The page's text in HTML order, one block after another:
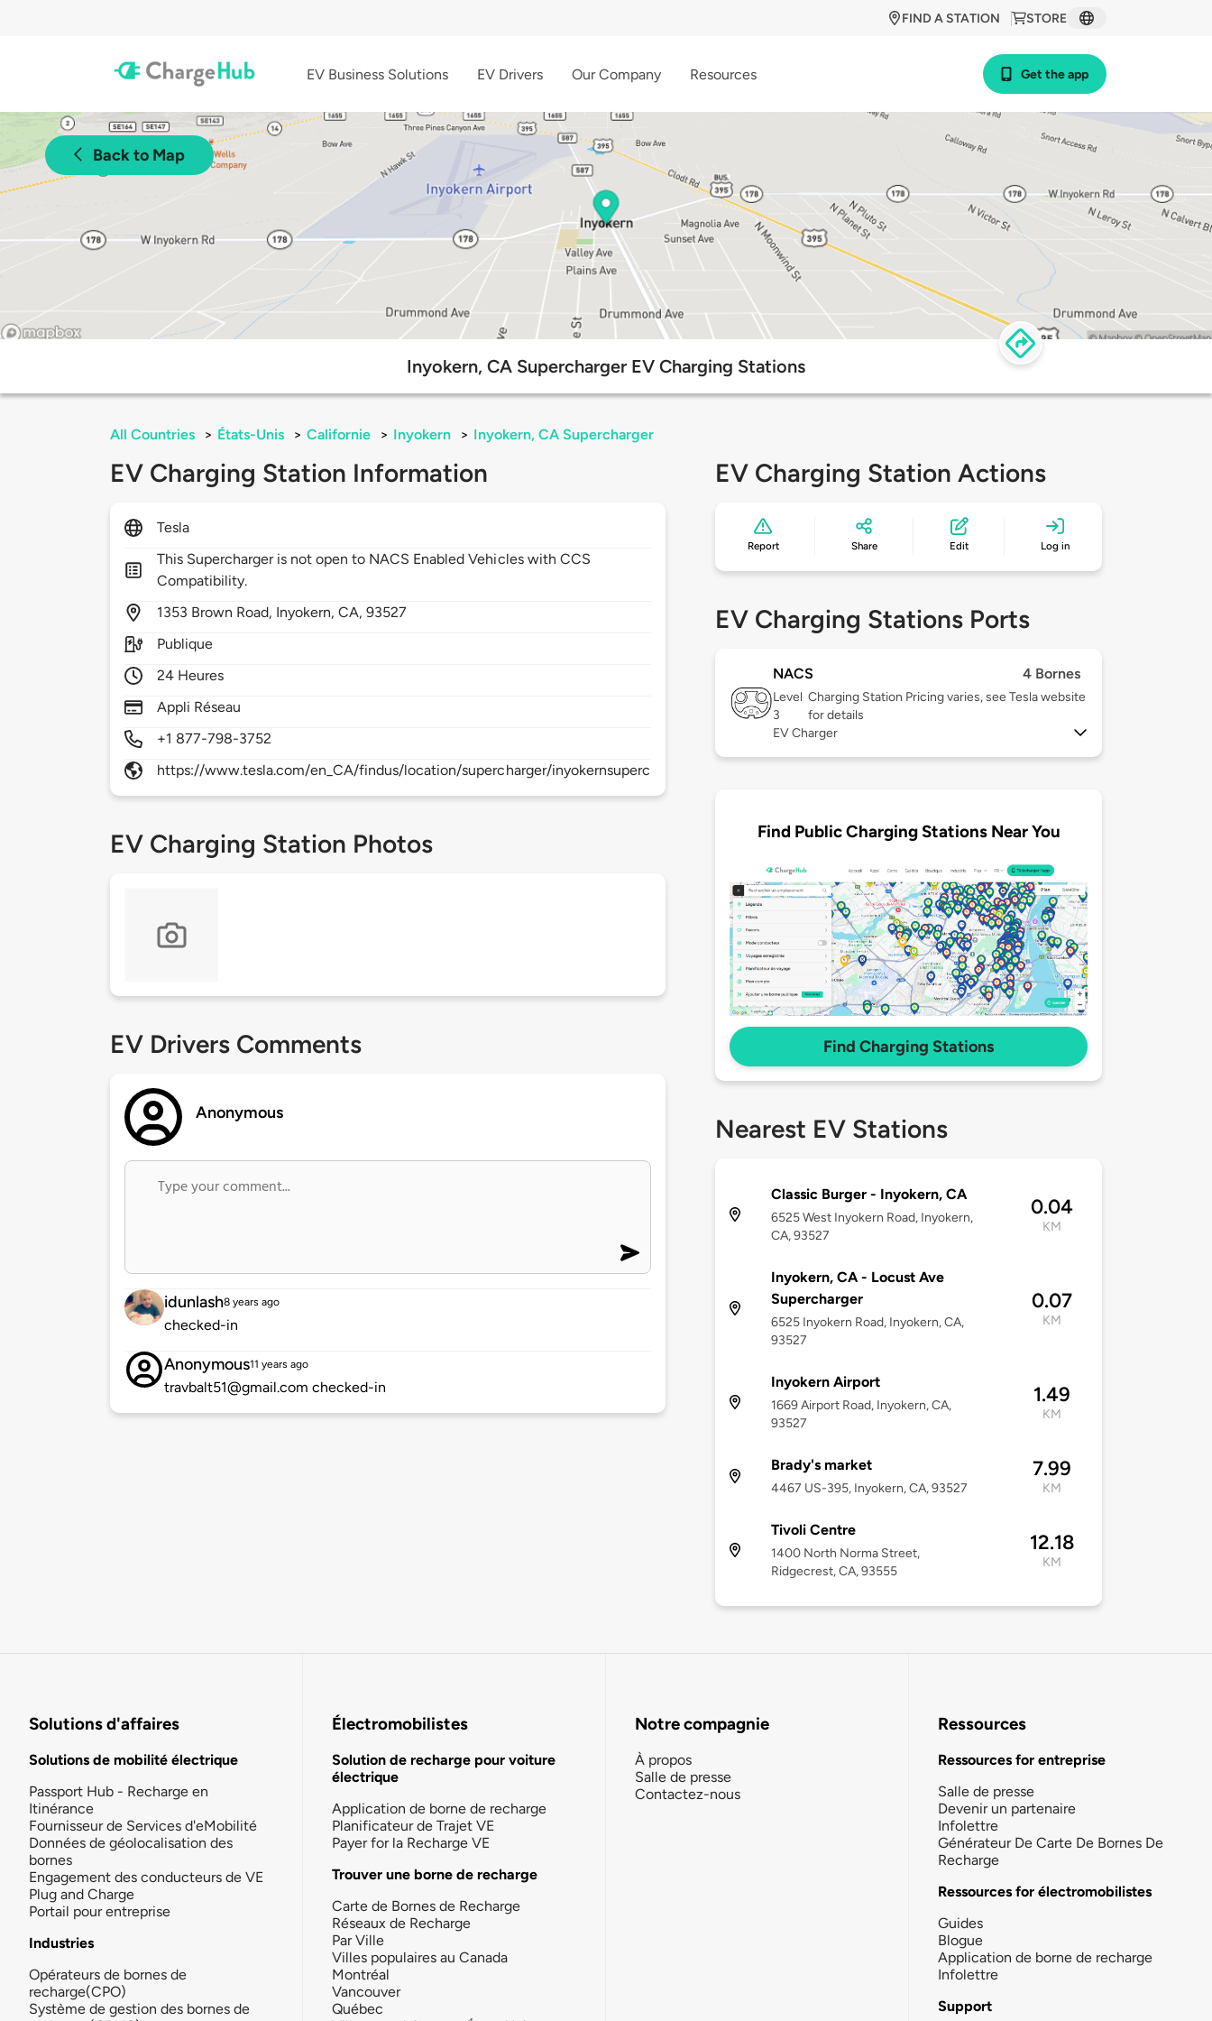
STORE
FIND A STATION
EV Business Solutions EV Drivers Our Company Resources Get the app
Back to Map
Inyokern, CA Supercharger EV Charging Stations
All Countries > États-Unis > Californie > Inyokern > Inyokern, CA Supercharger
EV Charging Station Information
Tesla
This Supercharger is not open to NACS Enabled Vehicles with CCS
Compatibility.
1353 Brown Road, Inyokern,CA,93527
Publique
24 Heures
Appli Réseau
+1 877-798-3752
https://www.tesla.com/en_CA/findus/location/supercharger/inyokernsupercharger
EV Charging Station Photos
EV Drivers Comments
Anonymous
idunlash8 years ago
checked-in
Anonymous11 years ago
travbalt51@gmail.com checked-in
EV Charging Station Actions
Report Share Edit Log in
EV Charging Stations Ports
NACS 4 Bornes
Level
3
Charging Station Pricing varies, see Tesla website
for details
EV Charger
Find Public Charging Stations Near You
Find Charging Stations
Nearest EV Stations
Classic Burger - Inyokern, CA
6525 West Inyokern Road, Inyokern,
CA, 93527
0.04
KM
Inyokern, CA - Locust Ave
Supercharger
6525 Inyokern Road, Inyokern, CA,
93527
0.07
KM
Inyokern Airport
1669 Airport Road, Inyokern, CA,
93527
1.49
KM
Brady's market
4467 US-395, Inyokern, CA, 93527
7.99
KM
Tivoli Centre
1400 North Norma Street,
Ridgecrest, CA, 93555
12.18
KM
Solutions d'affaires
Solutions de mobilité électrique
Passport Hub - Recharge en
Itinérance
Fournisseur de Services d'eMobilité
Données de géolocalisation des
bornes
Engagement des conducteurs de VE
Plug and Charge
Portail pour entreprise
Industries
Opérateurs de bornes de
recharge(CPO)
Système de gestion des bornes de
Électromobilistes
Solution de recharge pour voiture
électrique
Application de borne de recharge
Planificateur de Trajet VE
Payer for la Recharge VE
Trouver une borne de recharge
Carte de Bornes de Recharge
Réseaux de Recharge
Par Ville
Villes populaires au Canada
Montréal
Vancouver
Québec
Notre compagnie
À propos
Salle de presse
Contactez-nous
Ressources
Ressources for entreprise
Salle de presse
Devenir un partenaire
Infolettre
Générateur De Carte De Bornes De
Recharge
Ressources for électromobilistes
Guides
Blogue
Application de borne de recharge
Infolettre
Support